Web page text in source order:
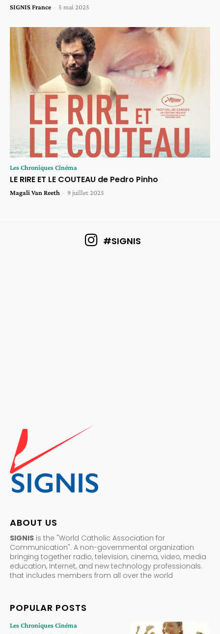
SIGNIS France - 5 mai 2025
Les Chroniques Cinéma
LE RIRE ET LE COUTEAU de Pedro Pinho
Magali Van Reeth - 9 juillet 2025
#SIGNIS
ABOUT US
SIGNIS is the "World Catholic Association for
Communication". A non-governmental organization
bringing together radio, television, cinema, video, media
education, Internet, and new technology professionals.
that includes members from all over the world
POPULAR POSTS
Les Chroniques Cinéma